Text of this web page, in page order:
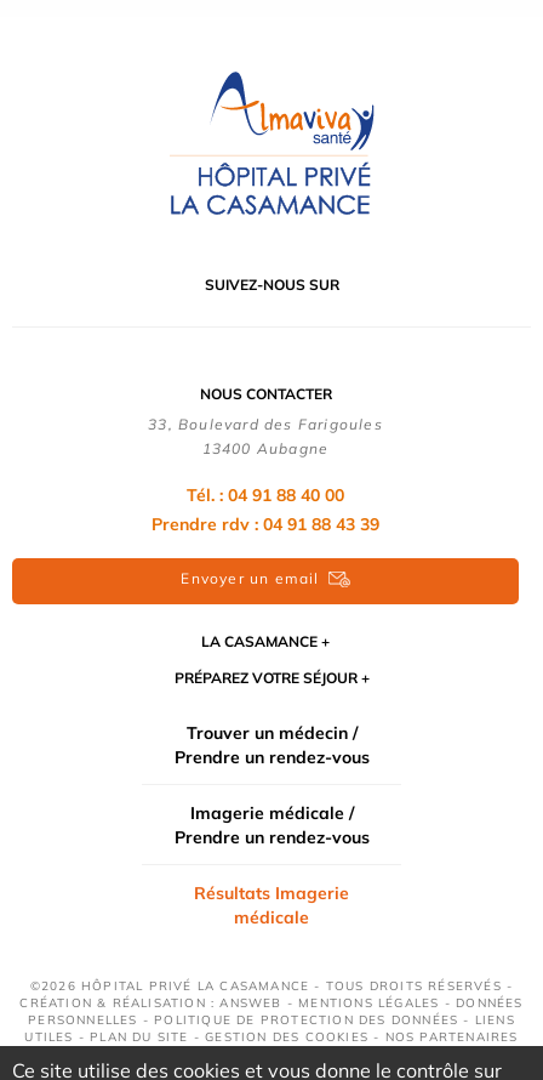
SUIVEZ-NOUS SUR
NOUS CONTACTER
33, Boulevard des Farigoules
13400 Aubagne
Tél. : 04 91 88 40 00
Prendre rdv : 04 91 88 43 39
Envoyer un email
LA CASAMANCE
PRÉPAREZ VOTRE SÉJOUR
Trouver un médecin /
Prendre un rendez-vous
Imagerie médicale /
Prendre un rendez-vous
Résultats Imagerie
médicale
©2026 HÔPITAL PRIVÉ LA CASAMANCE - TOUS DROITS RÉSERVÉS -
CRÉATION & RÉALISATION : ANSWEB - MENTIONS LÉGALES - DONNÉES
PERSONNELLES - POLITIQUE DE PROTECTION DES DONNÉES - LIENS
UTILES - PLAN DU SITE -GESTION DES COOKIES - NOS PARTENAIRES
Ce site utilise des cookies et vous donne le contrôle sur